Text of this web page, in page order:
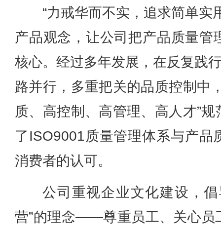
“力戒华而不实，追求简单
产品观念，让公司把产品质量管
核心。经过多年发展，在反复践
路并行，多重把关的品质控制中
质、高控制、高管理、高人才”
了ISO9001质量管理体系与产品
消费者的认可。
公司重视企业文化建设，
营”的理念——尊重员工、关心员